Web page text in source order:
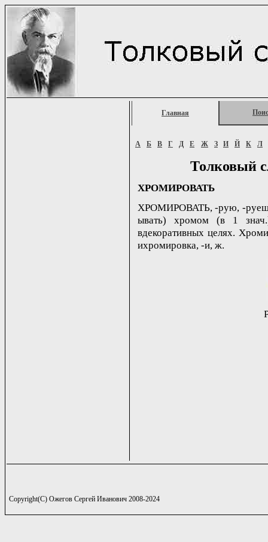
Главная
А Б В Г Д Е Ж З И Й К Л
Толковый
ХРОМИРОВАТЬ
ХРОМИРОВАТЬ, -рую, -
ывать) хромом (в 1
вдекоративных целях.
ихромировка, -и, ж.
Copyright(C) Ожегов Сергей Иванович 2008-2024